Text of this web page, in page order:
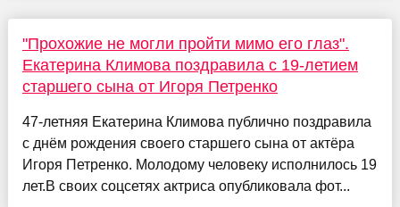
"Прохожие не могли пройти мимо его глаз".
Екатерина Климова поздравила с 19-летием
старшего сына от Игоря Петренко
47-летняя Екатерина Климова публично поздравила
с днём рождения своего старшего сына от актёра
Игоря Петренко. Молодому человеку исполнилось 19
лет.В своих соцсетях актриса опубликовала фот...